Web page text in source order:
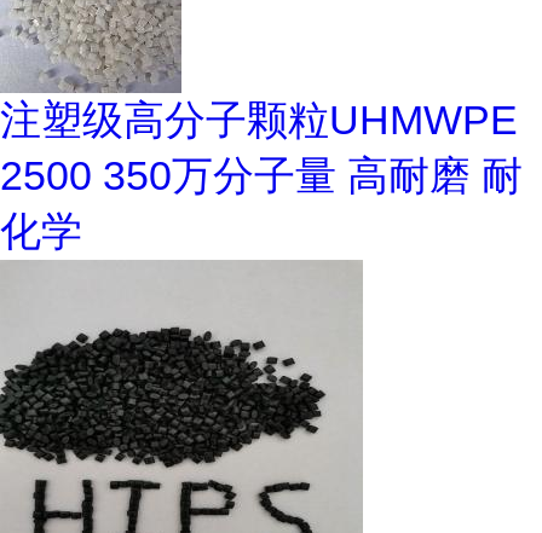
注塑级高分子颗粒UHMWPE
2500 350万分子量 高耐磨 耐
化学